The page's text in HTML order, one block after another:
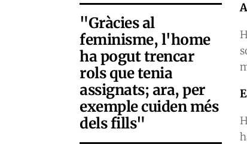
"Gràcies al
feminisme, l'home
ha pogut trencar
rols que tenia
assignats; ara, per
exemple cuiden més
dels fills"